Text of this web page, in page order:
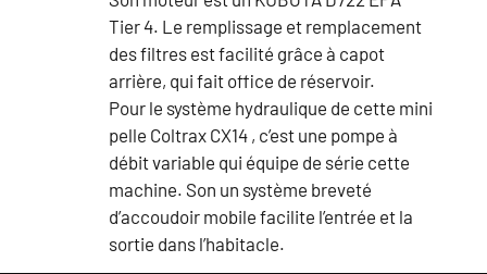
Tier 4. Le remplissage et remplacement
des filtres est facilité grâce à capot
arrière, qui fait office de réservoir.
Pour le système hydraulique de cette mini
pelle Coltrax CX14 , c’est une pompe à
débit variable qui équipe de série cette
machine. Son un système breveté
d’accoudoir mobile facilite l’entrée et la
sortie dans l’habitacle.